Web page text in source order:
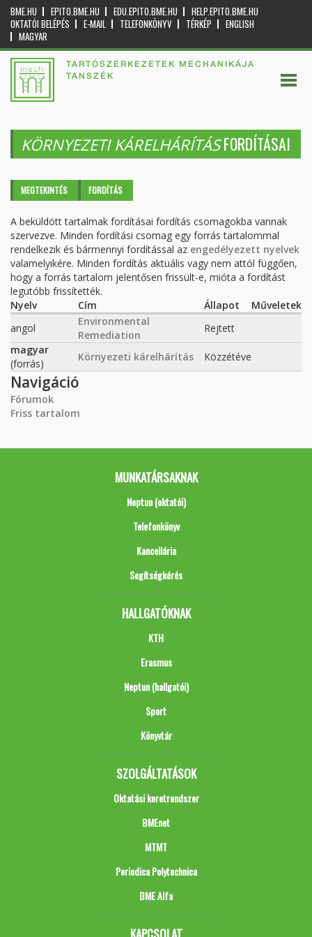
BME.HU EPITO.BME.HU EDU.EPITO.BME.HU
HELP.EPITO.BME.HU
OKTATÓI BELÉPÉS
E-MAIL TELEFONKÖNYV TÉRKÉP
ENGLISH
MAGYAR
TARTÓSZERKEZETEK MECHANIKÁJA
TANSZÉK
KÖRNYEZETI KÁRELHÁRÍTÁSFORDÍTÁSAI
Elsődleges fülek
MEGTEKINTÉS FORDÍTÁS
A beküldött tartalmak fordításai fordítás csomagokba vannak
szervezve. Minden fordítási csomag egy forrás tartalommal
rendelkezik és bármennyi fordítással az engedélyezett nyelvek
valamelyikére. Minden fordítás aktuális vagy nem attól függően,
hogy a forrás tartalom jelentősen frissült-e, mióta a fordítást
legutóbb frissítették.
Nyelv
Cím Állapot
Műveletek
angol
Environmental
Remediation
Rejtett
magyar
(forrás)
Környezeti kárelhárítás Közzétéve
Navigáció
Fórumok
Friss tartalom
MUNKATÁRSAKNAK
Neptun (oktatói)
Telefonkönyv
Kancellária
Segítségkérés
HALLGATÓKNAK
KTH
Erasmus
Neptun (hallgatói)
Sport
Könyvtár
SZOLGÁLTATÁSOK
Oktatási keretrendszer
BMEnet
MTMT
Periodica Polytechnica
BME Alfa